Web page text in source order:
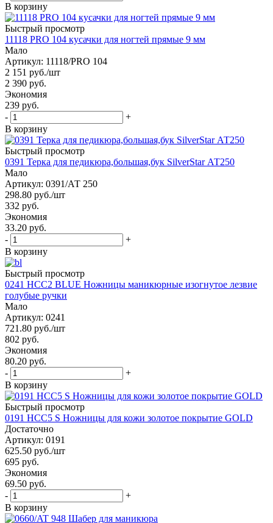
В корзину
Быстрый просмотр
11118 PRO 104 кусачки для ногтей прямые 9 мм
Мало
Артикул: 11118/PRO 104
2 151 руб./шт
2 390 руб.
Экономия
239 руб.
-
+
В корзину
Быстрый просмотр
0391 Терка для педикюра,большая,бук SilverStar АТ250
Мало
Артикул: 0391/АТ 250
298.80 руб./шт
332 руб.
Экономия
33.20 руб.
-
+
В корзину
Быстрый просмотр
0241 HCC2 BLUE Ножницы маникюрные изогнутое лезвие
голубые ручки
Мало
Артикул: 0241
721.80 руб./шт
802 руб.
Экономия
80.20 руб.
-
+
В корзину
Быстрый просмотр
0191 HCC5 S Ножницы для кожи золотое покрытие GOLD
Достаточно
Артикул: 0191
625.50 руб./шт
695 руб.
Экономия
69.50 руб.
-
+
В корзину